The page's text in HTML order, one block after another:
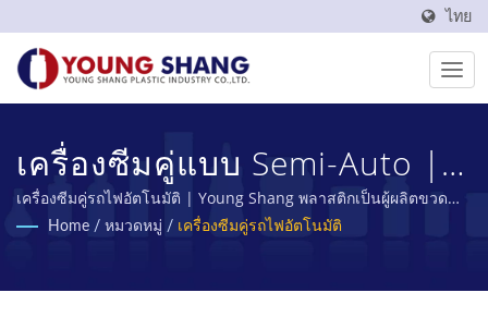
ไทย
เครื่องซีมคู่แบบ Semi-Auto | ผู้
ผลิตขวดและโอ่ง PET ที่ทำใน
ไต้หวัน | YOUNG SHANG
PLASTIC INDUSTRY CO., LTD.
เครื่องซีมคู่รถไฟอัตโนมัติ | Young Shang พลาสติกเป็นผู้ผลิตขวด
PET และขวด PET จากไต้หวันมาเกือบ 50 ปี
Home / หมวดหมู่ / เครื่องซีมคู่รถไฟอัตโนมัติ